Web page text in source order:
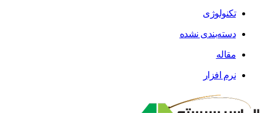
تکنولوژی
دسته‌بندی نشده
مقاله
نرم افزار